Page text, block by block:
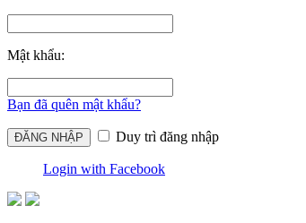
Mật khẩu:
Bạn đã quên mật khẩu?
Duy trì đăng nhập
Login with Facebook